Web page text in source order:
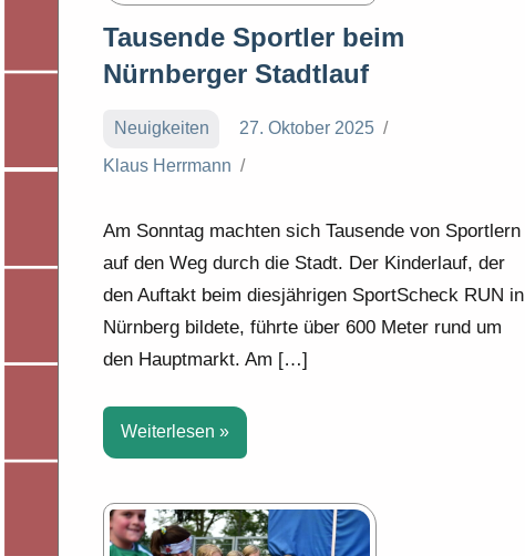
Tausende Sportler beim
Nürnberger Stadtlauf
Neuigkeiten
27. Oktober 2025
Klaus Herrmann
Am Sonntag machten sich Tausende von Sportlern
auf den Weg durch die Stadt. Der Kinderlauf, der
den Auftakt beim diesjährigen SportScheck RUN in
Nürnberg bildete, führte über 600 Meter rund um
den Hauptmarkt. Am […]
Weiterlesen